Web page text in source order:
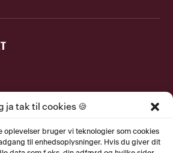
ja tak til cookies 🍪
oplevelser bruger vi teknologier som cookies
til enhedsoplysninger. Hvis du giver dit